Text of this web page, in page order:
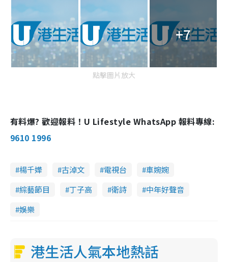
+7
點擊圖片放大
有料爆? 歡迎報料！U Lifestyle WhatsApp 報料專線:
9610 1996
楊千嬅 古淖文 電視台
車婉婉
綜藝節目
丁子高 衛詩
中年好聲音
娛樂
港生活人氣本地熱話